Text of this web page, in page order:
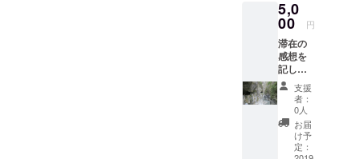
to You a
postcar
d from
Hualien
in
October
5,0
00 円
滞在の
感想を
記した
花蓮の
絵はが
きを２
通（10
月頃と1
月頃の
支援
者：
0人
お届
け予
定：